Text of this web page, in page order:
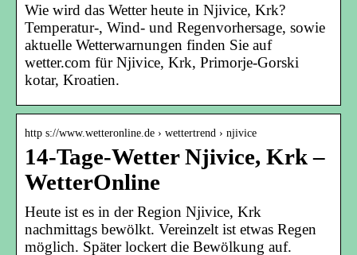
Wie wird das Wetter heute in Njivice, Krk?
Temperatur-, Wind- und Regenvorhersage, sowie
aktuelle Wetterwarnungen finden Sie auf
wetter.com für Njivice, Krk, Primorje-Gorski
kotar, Kroatien.
http s://www.wetteronline.de › wettertrend › njivice
14-Tage-Wetter Njivice, Krk –
WetterOnline
Heute ist es in der Region Njivice, Krk
nachmittags bewölkt. Vereinzelt ist etwas Regen
möglich. Später lockert die Bewölkung auf.